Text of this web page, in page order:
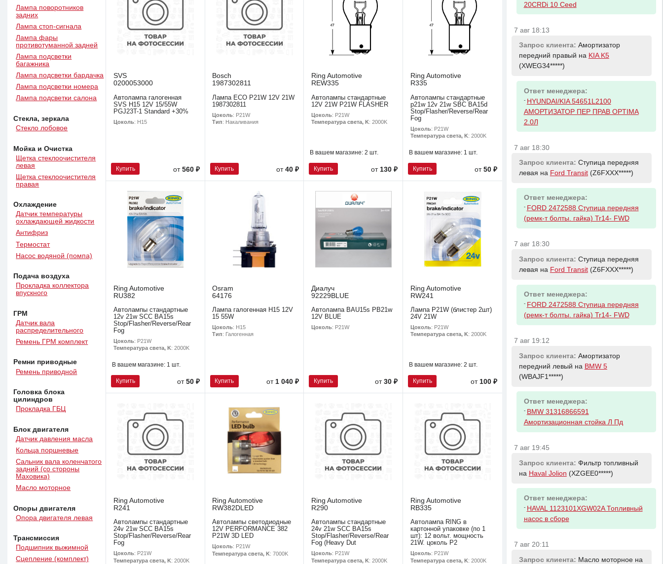
Лампа поворотников
задних
Лампа стоп-сигнала
Лампа фары
противотуманной задней
Лампа подсветки
багажника
Лампа подсветки бардачка
Лампа подсветки номера
Лампа подсветки салона
Стекла, зеркала
Стекло лобовое
Мойка и Очистка
Щетка стеклоочистителя
левая
Щетка стеклоочистителя
правая
Охлаждение
Датчик температуры
охлаждающей жидкости
Антифриз
Термостат
Насос водяной (помпа)
Подача воздуха
Прокладка коллектора
впускного
ГРМ
Датчик вала
распределительного
Ремень ГРМ комплект
Ремни приводные
Ремень приводной
Головка блока
цилиндров
Прокладка ГБЦ
Блок двигателя
Датчик давления масла
Кольца поршневые
Сальник вала коленчатого
задний (со стороны
Маховика)
Масло моторное
Опоры двигателя
Опора двигателя левая
Трансмиссия
Подшипник выжимной
Сцепление (комплект)
SVS
0200053000
Автолампа галогенная
SVS H15 12V 15/55W
PGJ23T-1 Standard +30%
Цоколь: H15
Купить от560 ₽
Bosch
1987302811
Лампа ECO P21W 12V 21W
1987302811
Цоколь: P21W
Тип: Накаливания
Купить от 40 ₽
Ring Automotive
REW335
Автолампы стандартные
12V 21W P21W FLASHER
Цоколь: P21W
Температура света, K: 2000K
В вашем магазине:2 шт.
Купить от 130 ₽
Ring Automotive
R335
Автолампы стандартные
p21w 12v 21w SBC BA15d
Stop/Flasher/Reverse/Rear
Fog
Цоколь: P21W
Температура света, K: 2000K
В вашем магазине: 1 шт.
Купить от 50 ₽
Ring Automotive
RU382
Автолампы стандартные
12v 21w SCC BA15s
Stop/Flasher/Reverse/Rear
Fog
Цоколь: P21W
Температура света, K: 2000K
В вашем магазине: 1 шт.
Купить от50 ₽
Osram
64176
Лампа галогенная H15 12V
15 55W
Цоколь: H15
Тип: Галогенная
Купить от 1 040 ₽
Диалуч
92229BLUE
Автолампа BAU15s PB21w
12V BLUE
Цоколь: P21W
Купить от30 ₽
Ring Automotive
RW241
Лампа P21W (блистер 2шт)
24V 21W
Цоколь: P21W
Температура света, K: 2000K
В вашем магазине: 2 шт.
Купить от 100 ₽
Ring Automotive
R241
Автолампы стандартные
24v 21w SCC BA15s
Stop/Flasher/Reverse/Rear
Fog
Цоколь: P21W
Температура света, K: 2000K
Ring Automotive
RW382DLED
Автолампы светодиодные
12V PERFORMANCE 382
P21W 3D LED
Цоколь: P21W
Температура света, K: 7000K
Ring Automotive
R290
Автолампы стандартные
24v 21w SCC BA15s
Stop/Flasher/Reverse/Rear
Fog (Heavy Dut
Цоколь: P21W
Температура света, K: 2000K
Ring Automotive
RB335
Автолампа RING в
картонной упаковке (по 1
шт): 12 вольт. мощность
21W. цоколь P2
Цоколь: P21W
Температура света, K: 2000K
20CRDi 10 Ceed
7 авг 18:13
Запрос клиента: Амортизатор
передний правый на KIA K5
(XWEG34*****)
Ответ менеджера:
- HYUNDAI/KIA 54651L2100
АМОРТИЗАТОР ПЕР ПРАВ OPTIMA
2.0Л
7 авг 18:30
Запрос клиента: Ступица передняя
левая на Ford Transit(Z6FXXX*****)
Ответ менеджера:
- FORD 2472588 Ступица передняя
(ремк-т болты. гайка) Tr14- FWD
7 авг 18:30
Запрос клиента: Ступица передняя
левая на Ford Transit(Z6FXXX*****)
Ответ менеджера:
- FORD 2472588 Ступица передняя
(ремк-т болты. гайка) Tr14- FWD
7 авг 19:12
Запрос клиента: Амортизатор
передний левый на BMW 5
(WBAJF1*****)
Ответ менеджера:
- BMW 31316866591
Амортизационная стойка Л Пд
7 авг 19:45
Запрос клиента: Фильтр топливный
на Haval Jolion (XZGEE0*****)
Ответ менеджера:
- HAVAL 1123101XGW02A Топливный
насос в сборе
7 авг 20:11
Запрос клиента: Масло моторное на